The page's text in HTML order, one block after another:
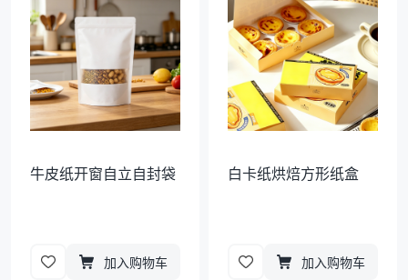
牛皮纸开窗自立自封袋
加入购物车
白卡纸烘焙方形纸盒
加入购物车